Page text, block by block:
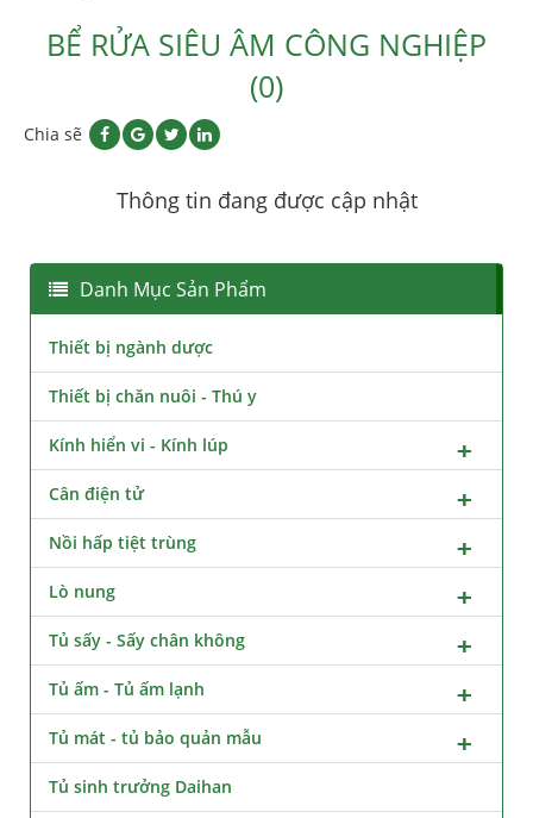
BỂ RỬA SIÊU ÂM CÔNG NGHIỆP
(0)
Chia sẽ
Thông tin đang được cập nhật
Danh Mục Sản Phẩm
Thiết bị ngành dược
Thiết bị chăn nuôi - Thú y
Kính hiển vi - Kính lúp
Cân điện tử
Nồi hấp tiệt trùng
Lò nung
Tủ sấy - Sấy chân không
Tủ ấm - Tủ ấm lạnh
Tủ mát - tủ bảo quản mẫu
Tủ sinh trưởng Daihan